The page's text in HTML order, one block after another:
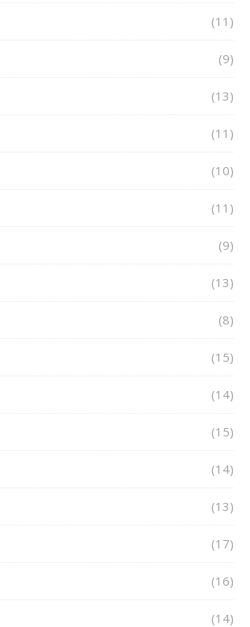
(11)
(9)
(13)
(11)
(10)
(11)
(9)
(13)
(8)
(15)
(14)
(15)
(14)
(13)
(17)
(16)
(14)